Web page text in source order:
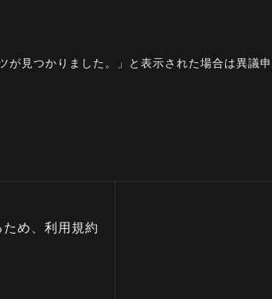
見つかりました。」と表示された場合は異議
め、利用規約